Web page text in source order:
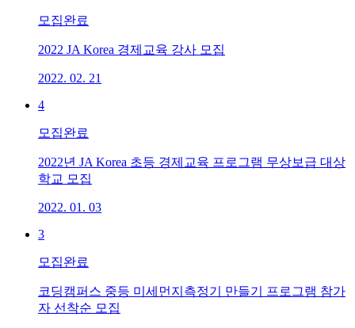
모집완료
2022 JA Korea 경제교육 강사 모집
2022. 02. 21
4
모집완료
2022년 JA Korea 초등 경제교육 프로그램 무상보급 대상
학교 모집
2022. 01. 03
3
모집완료
코딩캠퍼스 중등 미세먼지측정기 만들기 프로그램 참가
자 선착순 모집